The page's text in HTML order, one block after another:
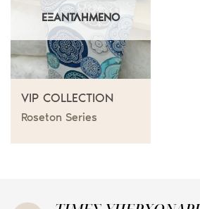
ΕΞΑΝΤΛΗΜΈΝΟ
VIP COLLECTION
Roseton Series